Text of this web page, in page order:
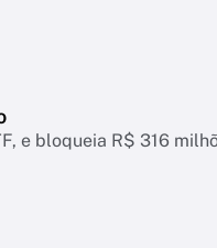
e bloqueia R$ 316